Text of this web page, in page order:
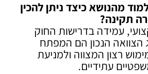
מהנושא כיצד ניתן להכין
תקינה?
עמידה בדרישות החוק
הצוואה הנכון הם המפתח
רצון המצווה ולמניעת
עתידיים.